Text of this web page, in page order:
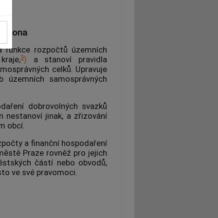
funkce rozpočtů územních
3) a stanoví pravidla
celků. Upravuje
územních samosprávných
dobrovolných svazků
nestanoví jinak, a zřizování
obcí.
a finanční hospodaření
Praze rovněž pro jejich
částí nebo obvodů,
ve své pravomoci.